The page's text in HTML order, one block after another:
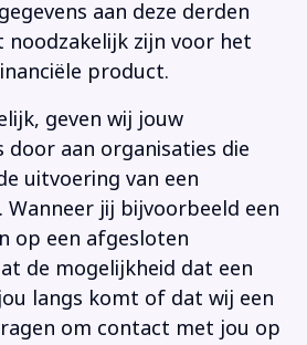
aan deze derden
zijn voor het
product.
geven wij jouw
door aan organisaties die
uitvoering van een
jij bijvoorbeeld een
op een afgesloten
de mogelijkheid dat een
langs komt of dat wij een
om contact met jou op